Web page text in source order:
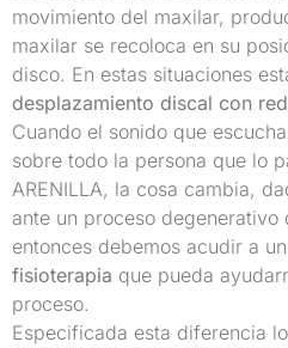
movimiento del maxilar,
maxilar se recoloca en su
disco. En estas situaciones
desplazamiento discal con
Cuando el sonido que
sobre todo la persona que lo
ARENILLA, la cosa cambia,
ante un proceso degenerativo
entonces debemos acudir a un
fisioterapia que pueda
proceso.
Especificada esta diferencia